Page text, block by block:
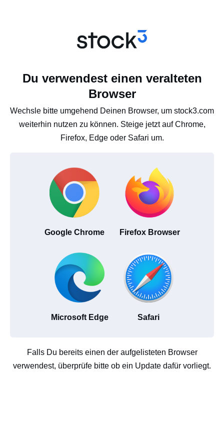
Du verwendest einen veralteten
Browser
Wechsle bitte umgehend Deinen Browser, um stock3.com
weiterhin nutzen zu können. Steige jetzt auf Chrome,
Firefox, Edge oder Safari um.
Google Chrome Firefox Browser
Microsoft Edge Safari
Falls Du bereits einen der aufgelisteten Browser
verwendest, überprüfe bitte ob ein Update dafür vorliegt.